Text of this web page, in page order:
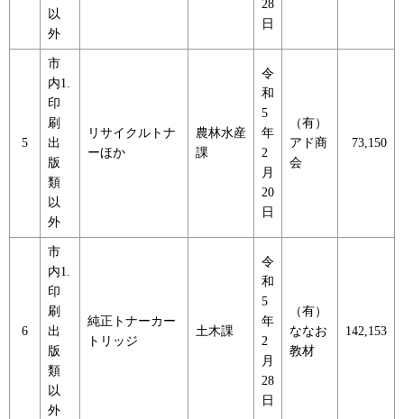
以
外
28
日
5
市
内1.
印
刷
出
版
類
以
外
リサイクルトナ
ーほか
農林水産
課
令
和
5
年
2
月
20
日
（有）
アド商
会
73,150
6
市
内1.
印
刷
出
版
類
以
外
純正トナーカー
トリッジ
土木課
令
和
5
年
2
月
28
日
（有）
ななお
教材
142,153